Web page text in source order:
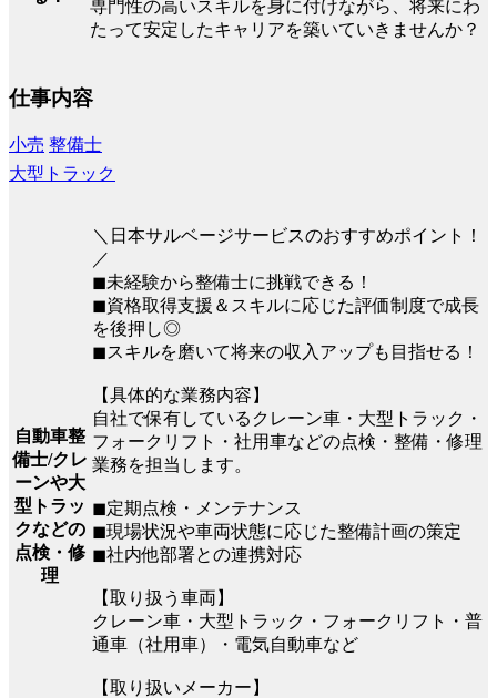
専門性の高いスキルを身に付けながら、将来にわ
たって安定したキャリアを築いていきませんか？
仕事内容
小売 整備士
大型トラック
自動車整
備士/クレ
ーンや大
型トラッ
クなどの
点検・修
理
＼日本サルベージサービスのおすすめポイント！
／
◼︎未経験から整備士に挑戦できる！
◼︎資格取得支援＆スキルに応じた評価制度で成長
を後押し◎
◼︎スキルを磨いて将来の収入アップも目指せる！
【具体的な業務内容】
自社で保有しているクレーン車・大型トラック・
フォークリフト・社用車などの点検・整備・修理
業務を担当します。
◼︎定期点検・メンテナンス
◼︎現場状況や車両状態に応じた整備計画の策定
◼︎社内他部署との連携対応
【取り扱う車両】
クレーン車・大型トラック・フォークリフト・普
通車（社用車）・電気自動車など
【取り扱いメーカー】